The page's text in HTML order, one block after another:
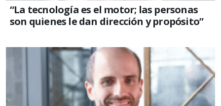
“La tecnología es el motor; las personas
son quienes le dan dirección y propósito”